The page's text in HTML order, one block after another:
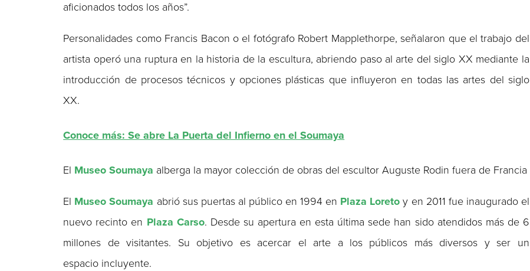
aficionados todos los años”.
Personalidades como Francis Bacon o el fotógrafo Robert Mapplethorpe, señalaron que el trabajo del
artista operó una ruptura en la historia de la escultura, abriendo paso al arte del siglo XX mediante la
introducción de procesos técnicos y opciones plásticas que influyeron en todas las artes del siglo
XX.
Conoce más: Se abre La Puerta del Infierno en el Soumaya
El Museo Soumaya alberga la mayor colección de obras del escultor Auguste Rodin fuera de Francia
El Museo Soumaya abrió sus puertas al público en 1994 en Plaza Loreto y en 2011 fue inaugurado el
nuevo recinto en Plaza Carso. Desde su apertura en esta última sede han sido atendidos más de 6
millones de visitantes. Su objetivo es acercar el arte a los públicos más diversos y ser un
espacio incluyente.